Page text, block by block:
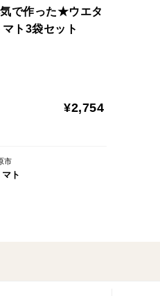
良く、
コクうまトマトです。
像が含むトマト
で作った★ウエタ
ト3袋セット
¥2,754
市
ト